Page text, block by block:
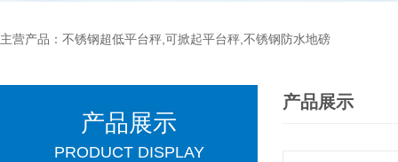
主营产品：不锈钢超低平台秤,可掀起平台秤,不锈钢防水地磅
产品展示
PRODUCT DISPLAY
产品展示